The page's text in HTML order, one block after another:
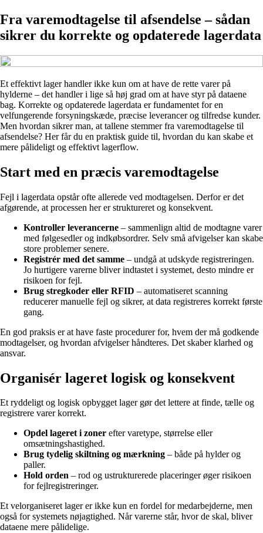
Fra varemodtagelse til afsendelse – sådan
sikrer du korrekte og opdaterede lagerdata
Et effektivt lager handler ikke kun om at have de rette varer på
hylderne – det handler i lige så høj grad om at have styr på dataene
bag. Korrekte og opdaterede lagerdata er fundamentet for en
velfungerende forsyningskæde, præcise leverancer og tilfredse kunder.
Men hvordan sikrer man, at tallene stemmer fra varemodtagelse til
afsendelse? Her får du en praktisk guide til, hvordan du kan skabe et
mere pålideligt og effektivt lagerflow.
Start med en præcis varemodtagelse
Fejl i lagerdata opstår ofte allerede ved modtagelsen. Derfor er det
afgørende, at processen her er struktureret og konsekvent.
Kontroller leverancerne – sammenlign altid de modtagne varer
med følgesedler og indkøbsordrer. Selv små afvigelser kan skabe
store problemer senere.
Registrér med det samme – undgå at udskyde registreringen.
Jo hurtigere varerne bliver indtastet i systemet, desto mindre er
risikoen for fejl.
Brug stregkoder eller RFID – automatiseret scanning
reducerer manuelle fejl og sikrer, at data registreres korrekt første
gang.
En god praksis er at have faste procedurer for, hvem der må godkende
modtagelser, og hvordan afvigelser håndteres. Det skaber klarhed og
ansvar.
Organisér lageret logisk og konsekvent
Et ryddeligt og logisk opbygget lager gør det lettere at finde, tælle og
registrere varer korrekt.
Opdel lageret i zoner efter varetype, størrelse eller
omsætningshastighed.
Brug tydelig skiltning og mærkning – både på hylder og
paller.
Hold orden – rod og ustrukturerede placeringer øger risikoen
for fejlregistreringer.
Et velorganiseret lager er ikke kun en fordel for medarbejderne, men
også for systemets nøjagtighed. Når varerne står, hvor de skal, bliver
dataene mere pålidelige.